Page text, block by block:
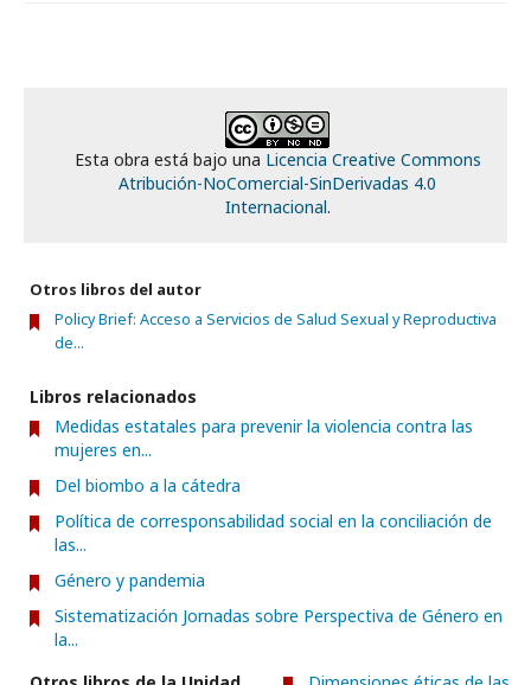
Esta obra está bajo una Licencia Creative Commons
Atribución-NoComercial-SinDerivadas 4.0
Internacional.
Otros libros del autor
Policy Brief: Acceso a Servicios de Salud Sexual y Reproductiva
de...
Libros relacionados
Medidas estatales para prevenir la violencia contra las
mujeres en...
Del biombo a la cátedra
Política de corresponsabilidad social en la conciliación de
las...
Género y pandemia
Sistematización Jornadas sobre Perspectiva de Género en
la...